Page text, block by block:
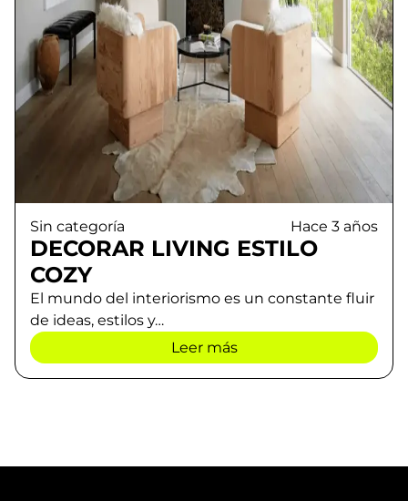
Sin categoría Hace 3 años
DECORAR LIVING ESTILO
COZY
El mundo del interiorismo es un constante fluir
de ideas, estilos y…
Leer más